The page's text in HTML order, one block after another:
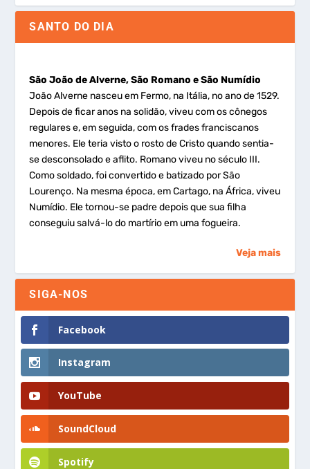
SANTO DO DIA
São João de Alverne, São Romano e São Numídio
João Alverne nasceu em Fermo, na Itália, no ano de 1529.
Depois de ficar anos na solidão, viveu com os cônegos
regulares e, em seguida, com os frades franciscanos
menores. Ele teria visto o rosto de Cristo quando sentia-
se desconsolado e aflito. Romano viveu no século III.
Como soldado, foi convertido e batizado por São
Lourenço. Na mesma época, em Cartago, na África, viveu
Numídio. Ele tornou-se padre depois que sua filha
conseguiu salvá-lo do martírio em uma fogueira.
Veja mais
SIGA-NOS
Facebook
Instagram
YouTube
SoundCloud
Spotify